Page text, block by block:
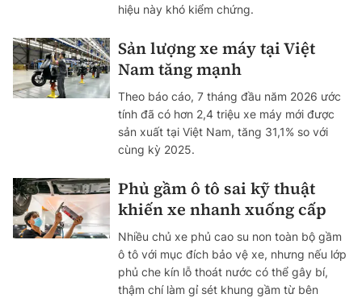
hiệu này khó kiểm chứng.
Sản lượng xe máy tại Việt
Nam tăng mạnh
Theo báo cáo, 7 tháng đầu năm 2026 ước
tính đã có hơn 2,4 triệu xe máy mới được
sản xuất tại Việt Nam, tăng 31,1% so với
cùng kỳ 2025.
Phủ gầm ô tô sai kỹ thuật
khiến xe nhanh xuống cấp
Nhiều chủ xe phủ cao su non toàn bộ gầm
ô tô với mục đích bảo vệ xe, nhưng nếu lớp
phủ che kín lỗ thoát nước có thể gây bí,
thậm chí làm gỉ sét khung gầm từ bên